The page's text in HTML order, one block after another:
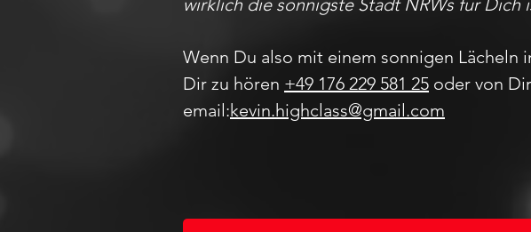
wirklich die sonnigste Stadt NRWs für Dich
Wenn Du also mit einem sonnigen Lächeln
Dir zu hören +49 176 229 581 25 oder von
email:kevin.highclass@gmail.com